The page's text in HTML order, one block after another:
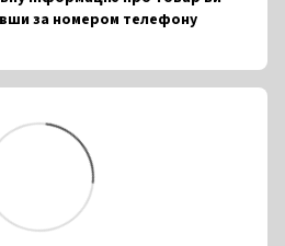
за номером телефону